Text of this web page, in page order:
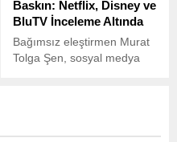
Baskın: Netflix, Disney ve
BluTV İnceleme Altında
Bağımsız eleştirmen Murat
Tolga Şen, sosyal medya